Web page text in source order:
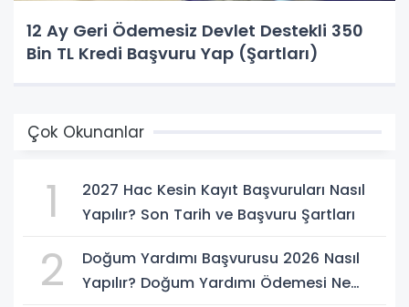
12 Ay Geri Ödemesiz Devlet Destekli 350
Bin TL Kredi Başvuru Yap (Şartları)
Çok Okunanlar
1
2027 Hac Kesin Kayıt Başvuruları Nasıl
Yapılır? Son Tarih ve Başvuru Şartları
2
Doğum Yardımı Başvurusu 2026 Nasıl
Yapılır? Doğum Yardımı Ödemesi Ne